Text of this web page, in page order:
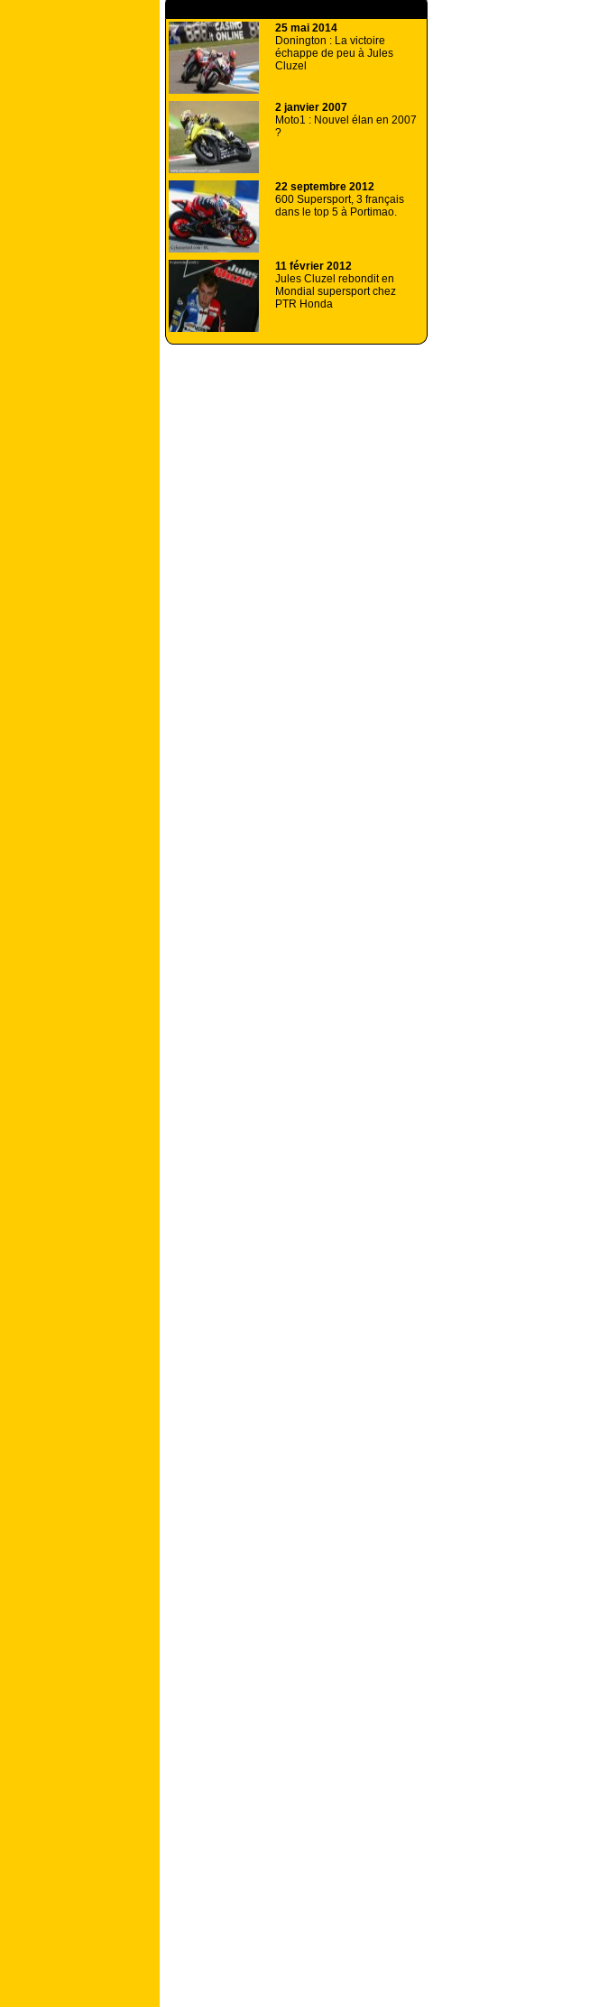
25 mai 2014
Donington : La victoire
échappe de peu à Jules
Cluzel
2 janvier 2007
Moto1 : Nouvel élan en 2007
?
22 septembre 2012
600 Supersport, 3 français
dans le top 5 à Portimao.
11 février 2012
Jules Cluzel rebondit en
Mondial supersport chez
PTR Honda